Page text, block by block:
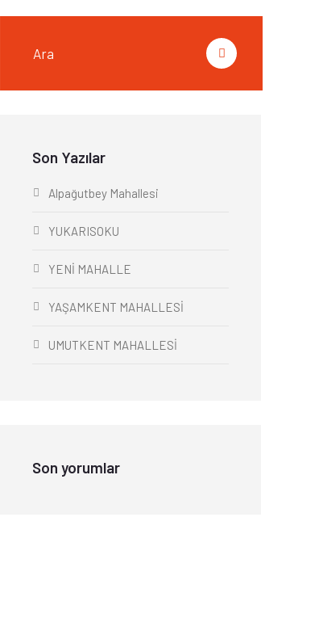
Son Yazılar
Alpağutbey Mahallesi
YUKARISOKU
YENİ MAHALLE
YAŞAMKENT MAHALLESİ
UMUTKENT MAHALLESİ
Son yorumlar